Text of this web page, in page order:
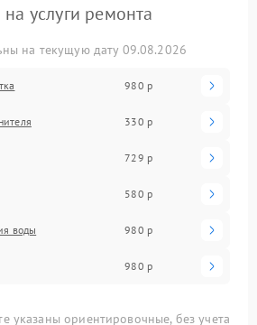
услуги ремонта
на текущую дату 09.08.2026
980 р
330 р
729 р
580 р
воды 980 р
980 р
указаны ориентировочные, без учета